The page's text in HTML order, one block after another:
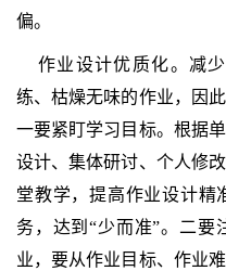
偏。
作业设计优质化。减
练、枯燥无味的作业，因
一要紧盯学习目标。根据
设计、集体研讨、个人修
堂教学，提高作业设计精
务，达到“少而准”。二要
业，要从作业目标、作业